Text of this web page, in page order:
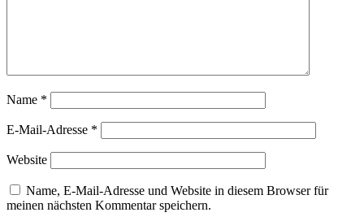
Name *
E-Mail-Adresse *
Website
Name, E-Mail-Adresse und Website in diesem Browser für
meinen nächsten Kommentar speichern.